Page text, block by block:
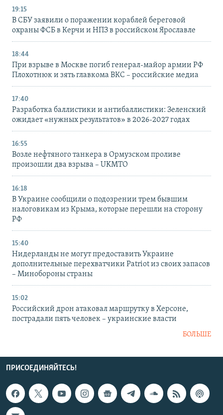
19:15
В СБУ заявили о поражении кораблей береговой
охраны ФСБ в Керчи и НПЗ в российском Ярославле
18:44
При взрыве в Москве погиб генерал-майор армии РФ
Плохотнюк и зять главкома ВКС – российские медиа
17:40
Разработка баллистики и антибаллистики: Зеленский
ожидает «нужных результатов» в 2026-2027 годах
16:55
Возле нефтяного танкера в Ормузском проливе
произошли два взрыва – UKMTO
16:18
В Украине сообщили о подозрении трем бывшим
налоговикам из Крыма, которые перешли на сторону
РФ
15:40
Нидерланды не могут предоставить Украине
дополнительные перехватчики Patriot из своих запасов
– Минобороны страны
15:02
Российский дрон атаковал маршрутку в Херсоне,
пострадали пять человек – украинские власти
БОЛЬШЕ
ПРИСОЕДИНЯЙТЕСЬ!